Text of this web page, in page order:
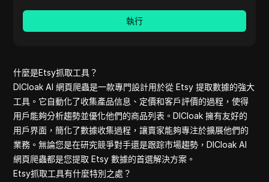
Reviews on
Amazon
Pinterest
Reddit
Yelp
Yelp reviews
執行
什麼是Etsy抓取工具？
DICloak AI 網頁爬蟲是一款專門設計用於從 Etsy 提取數據的強大
工具。它自動化了收集產品信息、定價和客戶評價的過程，使得
用戶能夠分析趨勢並優化他們的商品列表。DICloak 擁有友好的
用戶界面，簡化了數據收集過程，讓賣家能夠專注於擴展他們的
業務。無論您是在研究競爭對手還是跟踪市場趨勢，DICloak AI
網頁爬蟲都是您提取 Etsy 數據的首選解決方案。
Etsy抓取工具有什麼特別之處？